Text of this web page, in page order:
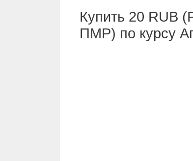
Купить 20 RUB
ПМР) по курсу